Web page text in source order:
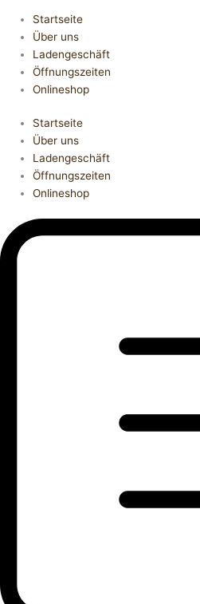
Startseite
Über uns
Ladengeschäft
Öffnungszeiten
Onlineshop
Startseite
Über uns
Ladengeschäft
Öffnungszeiten
Onlineshop